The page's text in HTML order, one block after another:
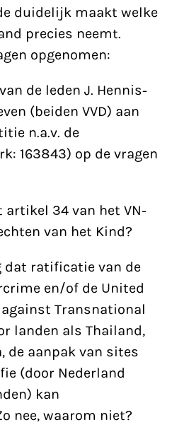
duidelijk maakt welke
precies neemt.
opgenomen:
de leden J. Hennis-
(beiden VVD) aan
n.a.v. de
163843) op de vragen
artikel 34 van het VN-
van het Kind?
dat ratificatie van de
en/of de United
Transnational
landen als Thailand,
de aanpak van sites
(door Nederland
kan
nee, waarom niet?